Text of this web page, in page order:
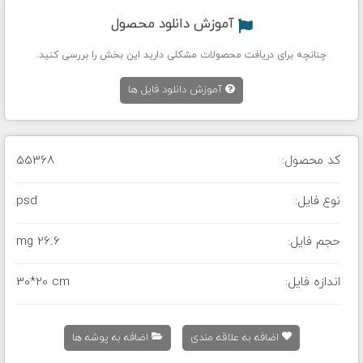
آموزش دانلود محصول
چنانچه برای دریافت محصولات مشکلی دارید این بخش را بررسی کنید.
آموزش دانلود فایل ها
کد محصول: 55368
نوع فایل: psd
حجم فایل: 26.6 mg
اندازه فایل: 30*20 cm
اضافه به علاقه مندی اضافه به پوشه ها